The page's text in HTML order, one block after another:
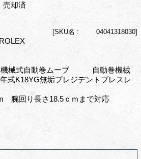
売却済
[SKU名 : 04041318030]
械式自動巻ムーブ 自動巻機械
K18YG無垢プレジデントブレスレ
腕回り長さ18.5ｃｍまで対応